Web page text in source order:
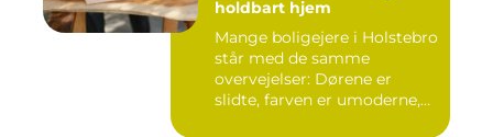
holdbart hjem
Mange boligejere i Holstebro
står med de samme
overvejelser: Dørene er
slidte, farven er umoderne,